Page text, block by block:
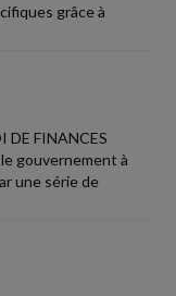
grâce à
DE FINANCES
gouvernement à
une série de